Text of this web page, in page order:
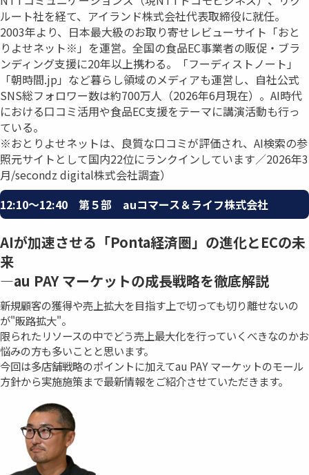
ルート社を経て、アイランド株式会社代表取締役に就任。
2003年より、日本最大級のお取り寄せレビューサイト「おと
りよせネット※」を運営。全国の食品EC事業者の販促・ブラ
ンディング支援に20年以上携わる。「フーディストノート」
「朝時間.jp」など暮らし領域のメディアも運営し、自社公式
SNS総フォロワー数は約700万人（2026年6月現在）。AI時代
における口コミ活用や食品EC支援をテーマに講演活動も行っ
ている。
※おとりよせネットは、良質な口コミが評価され、AI検索の参
照元サイトとして国内22位にランクインしています／2026年3
月/secondz digital株式会社調査）
12:10〜12:40 第５部 auコマース＆ライフ株式会社
AIが加速させる「Ponta経済圏」の進化とECの未
来
―au PAY マーケットの成⻑戦略を徹底解説
新規顧客の獲得や売上拡大を目指す上で切っても切り離せないの
が"販路拡大"。
限られたリソースの中でどう売上最大化を行っていくべきなのかお
悩みの方も多いことと思います。
今回は多店舗戦略のポイントに加えてau PAY マーケットのモール
方針から実施施策まで最新情報をご紹介させていただきます。